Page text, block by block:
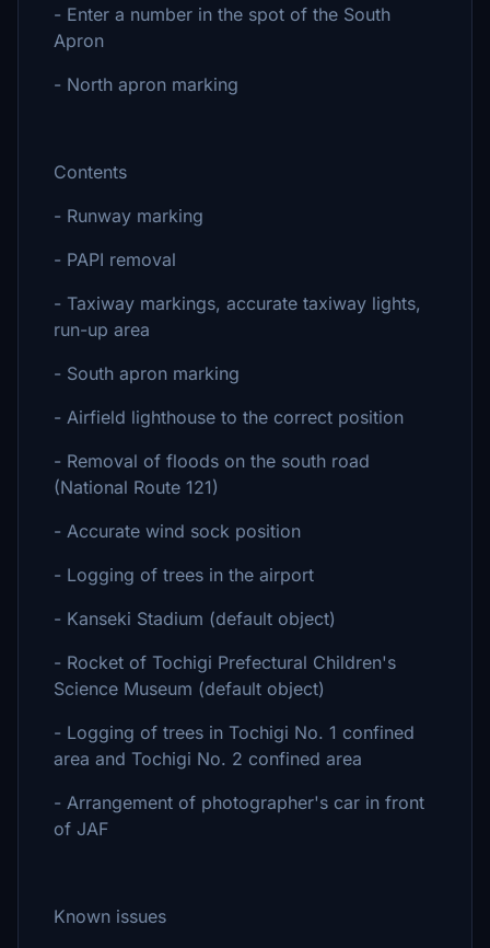
- Enter a number in the spot of the South
Apron
- North apron marking
Contents
- Runway marking
- PAPI removal
- Taxiway markings, accurate taxiway lights,
run-up area
- South apron marking
- Airfield lighthouse to the correct position
- Removal of floods on the south road
(National Route 121)
- Accurate wind sock position
- Logging of trees in the airport
- Kanseki Stadium (default object)
- Rocket of Tochigi Prefectural Children's
Science Museum (default object)
- Logging of trees in Tochigi No. 1 confined
area and Tochigi No. 2 confined area
- Arrangement of photographer's car in front
of JAF
Known issues